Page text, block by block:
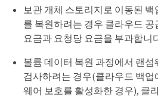
보관 개체 스토리지로 이동된
를 복원하려는 경우 클라우드 공
요금과 요청당 요금을 부과합니
볼륨 데이터 복원 과정에서 랜
검사하려는 경우(클라우드 백업
웨어 보호를 활성화한 경우), 클